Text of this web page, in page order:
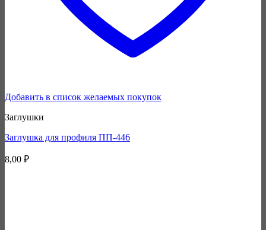
Добавить в список желаемых покупок
Заглушки
Заглушка для профиля ПП-446
8,00 ₽